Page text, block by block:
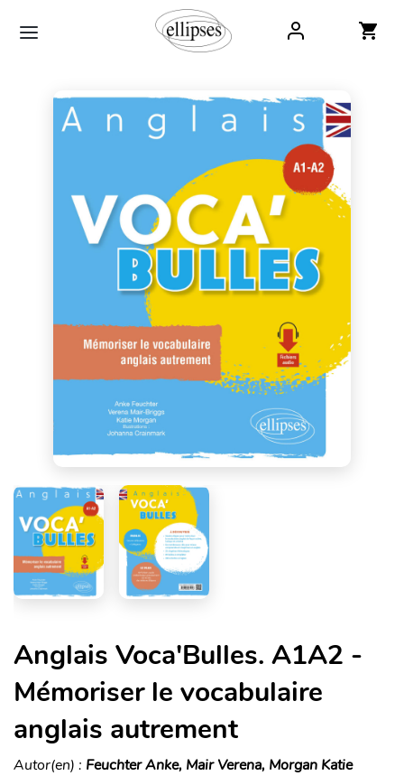
Anglais Voca'Bulles. A1A2 -
Mémoriser le vocabulaire
anglais autrement
Autor(en) : Feuchter Anke, Mair Verena, Morgan Katie